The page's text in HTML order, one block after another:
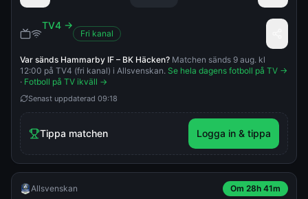
TV4 →
Fri kanal
Var sänds Hammarby IF – BK Häcken? Matchen sänds 9 aug. kl
12:00 på TV4 (fri kanal) i Allsvenskan. Se hela dagens fotboll på TV →
· Fotboll på TV ikväll →
Senast uppdaterad 09:18
Tippa matchen Logga in & tippa
Allsvenskan Om 28h 41m